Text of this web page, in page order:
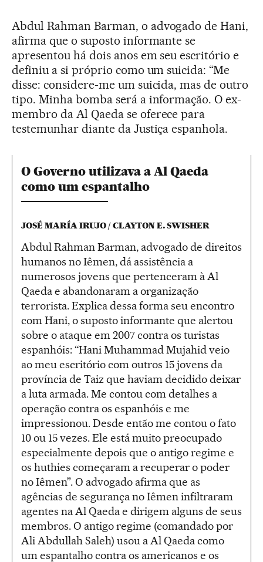
Abdul Rahman Barman, o advogado de Hani,
afirma que o suposto informante se
apresentou há dois anos em seu escritório e
definiu a si próprio como um suicida: “Me
disse: considere-me um suicida, mas de outro
tipo. Minha bomba será a informação. O ex-
membro da Al Qaeda se oferece para
testemunhar diante da Justiça espanhola.
O Governo utilizava a Al Qaeda
como um espantalho
JOSÉ MARÍA IRUJO / CLAYTON E. SWISHER
Abdul Rahman Barman, advogado de direitos
humanos no Iêmen, dá assistência a
numerosos jovens que pertenceram à Al
Qaeda e abandonaram a organização
terrorista. Explica dessa forma seu encontro
com Hani, o suposto informante que alertou
sobre o ataque em 2007 contra os turistas
espanhóis: “Hani Muhammad Mujahid veio
ao meu escritório com outros 15 jovens da
província de Taiz que haviam decidido deixar
a luta armada. Me contou com detalhes a
operação contra os espanhóis e me
impressionou. Desde então me contou o fato
10 ou 15 vezes. Ele está muito preocupado
especialmente depois que o antigo regime e
os huthies começaram a recuperar o poder
no Iêmen”. O advogado afirma que as
agências de segurança no Iêmen infiltraram
agentes na Al Qaeda e dirigem alguns de seus
membros. O antigo regime (comandado por
Ali Abdullah Saleh) usou a Al Qaeda como
um espantalho contra os americanos e os